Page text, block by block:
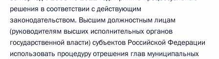
решения в соответствии с действующим
законодательством. Высшим должностным лицам
(руководителям высших исполнительных органов
государственной власти) субъектов Российской Федерации
использовать процедуру отрешения глав муниципальных